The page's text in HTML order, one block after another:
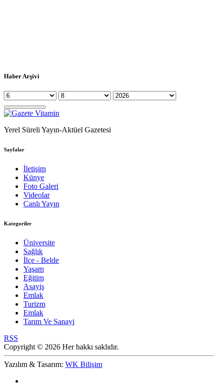
Haber Arşivi
Yerel Süreli Yayın-Aktüel Gazetesi
Sayfalar
İletişim
Künye
Foto Galeri
Videolar
Canlı Yayın
Kategoriler
Üniversite
Sağlık
İlçe - Belde
Yaşam
Eğitim
Asayiş
Emlak
Turizm
Emlak
Tarım Ve Sanayi
RSS
Copyright © 2026 Her hakkı saklıdır.
Yazılım & Tasarım: WK Bilişim